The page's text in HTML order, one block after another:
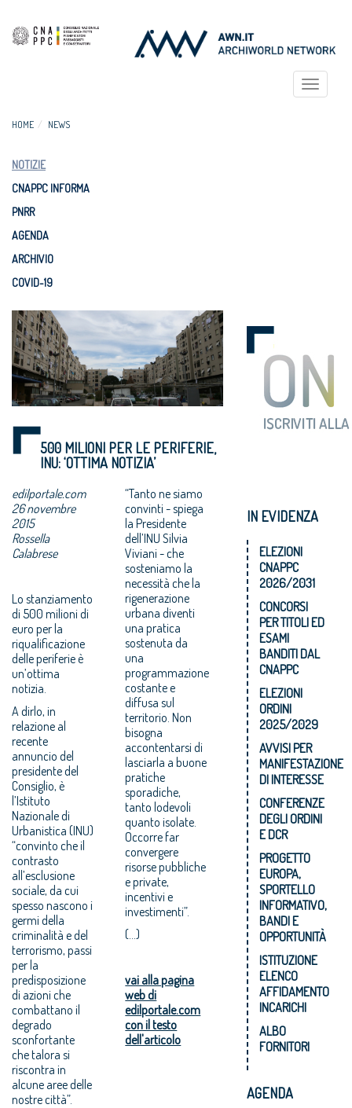
Toggle
HOME NEWS
NOTIZIE
CNAPPC INFORMA
PNRR
AGENDA
ARCHIVIO
COVID-19
500 MILIONI PER LE PERIFERIE,
INU: ‘OTTIMA NOTIZIA’
edilportale.com
26 novembre
2015
Rossella
Calabrese
Lo stanziamento
di 500 milioni di
euro per la
riqualificazione
delle periferie è
un’ottima
notizia.
A dirlo, in
relazione al
recente
annuncio del
presidente del
Consiglio, è
l’Istituto
Nazionale di
Urbanistica (INU)
“convinto che il
contrasto
all’esclusione
sociale, da cui
spesso nascono i
germi della
criminalità e del
terrorismo, passi
per la
predisposizione
di azioni che
combattano il
degrado
sconfortante
che talora si
riscontra in
alcune aree delle
nostre città”.
“Tanto ne siamo
convinti - spiega
la Presidente
dell’INU Silvia
Viviani - che
sosteniamo la
necessità che la
rigenerazione
urbana diventi
una pratica
sostenuta da
una
programmazione
costante e
diffusa sul
territorio. Non
bisogna
accontentarsi di
lasciarla a buone
pratiche
sporadiche,
tanto lodevoli
quanto isolate.
Occorre far
convergere
risorse pubbliche
e private,
incentivi e
investimenti”.
(...)
vai alla pagina
web di
edilportale.com
con il testo
dell'articolo
IN EVIDENZA
ELEZIONI
CNAPPC
2026/2031
CONCORSI
PER TITOLI ED
ESAMI
BANDITI DAL
CNAPPC
ELEZIONI
ORDINI
2025/2029
AVVISI PER
MANIFESTAZIONE
DI INTERESSE
CONFERENZE
DEGLI ORDINI
E DCR
PROGETTO
EUROPA,
SPORTELLO
INFORMATIVO,
BANDI E
OPPORTUNITÀ
ISTITUZIONE
ELENCO
AFFIDAMENTO
INCARICHI
ALBO
FORNITORI
AGENDA